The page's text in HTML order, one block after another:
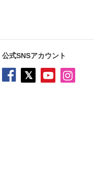
公式SNSアカウント